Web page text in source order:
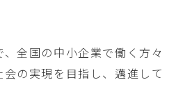
全国の中小企業で働く方々
の実現を目指し、邁進して